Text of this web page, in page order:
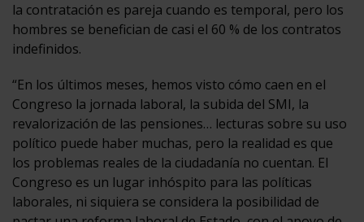
la contratación es pareja cuando es temporal, pero los
hombres se benefician de casi el 60 % de los contratos
indefinidos.
“En los últimos meses, hemos visto cómo caen en el
Congreso la jornada laboral, la subida del SMI, la
revalorización de las pensiones… lecturas sobre su uso
político puede haber muchas, pero la realidad es que
los problemas reales de la ciudadanía no cuentan. El
Congreso es un lugar inhóspito para las políticas
laborales, ni siquiera se considera la posibilidad de